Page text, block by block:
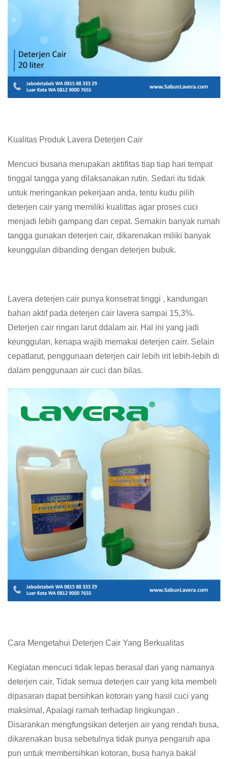
Kualitas Produk Lavera Deterjen Cair
Mencuci busana merupakan aktifitas tiap tiap hari tempat
tinggal tangga yang dilaksanakan rutin. Sedari itu tidak
untuk meringankan pekerjaan anda, tentu kudu pilih
deterjen cair yang memiliki kualittas agar proses cuci
menjadi lebih gampang dan cepat. Semakin banyak rumah
tangga gunakan deterjen cair, dikarenakan miliki banyak
keunggulan dibanding dengan deterjen bubuk.
Lavera deterjen cair punya konsetrat tinggi , kandungan
bahan aktif pada deterjen cair lavera sampai 15,3%.
Deterjen cair ringan larut ddalam air. Hal ini yang jadi
keunggulan, kenapa wajib memakai deterjen cairr. Selain
cepatlarut, penggunaan deterjen cair lebih irit lebih-lebih di
dalam penggunaan air cuci dan bilas.
Cara Mengetahui Deterjen Cair Yang Berkualitas
Kegiatan mencuci tidak lepas berasal dari yang namanya
deterjen cair, Tidak semua deterjen cair yang kita membeli
dipasaran dapat bersihkan kotoran yang hasil cuci yang
maksimal, Apalagi ramah terhadap lingkungan .
Disarankan mengfungsikan deterjen air yang rendah busa,
dikarenakan busa sebetulnya tidak punya pengaruh apa
pun untuk membersihkan kotoran, busa hanya bakal